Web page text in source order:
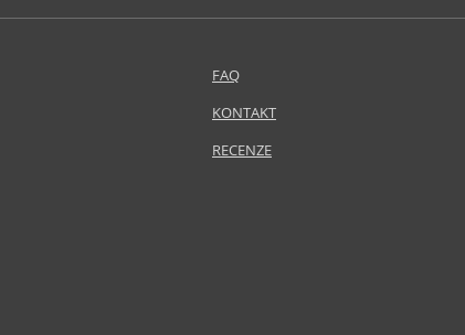
FAQ
KONTAKT
RECENZE